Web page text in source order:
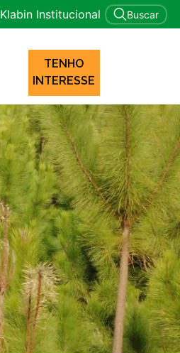
Klabin Institucional Buscar
TENHO
INTERESSE